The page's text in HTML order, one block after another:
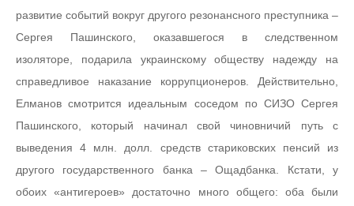
развитие событий вокруг другого резонансного преступника –
Сергея Пашинского, оказавшегося в следственном
изоляторе, подарила украинскому обществу надежду на
справедливое наказание коррупционеров. Действительно,
Елманов смотрится идеальным соседом по СИЗО Сергея
Пашинского, который начинал свой чиновничий путь с
выведения 4 млн. долл. средств стариковских пенсий из
другого государственного банка – Ощадбанка. Кстати, у
обоих «антигероев» достаточно много общего: оба были